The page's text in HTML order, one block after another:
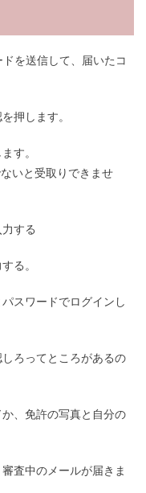
を送信して、届いたコ
押します。
す。
いと受取りできませ
する
る。
スワードでログインし
ろってところがあるの
、免許の写真と自分の
査中のメールが届きま